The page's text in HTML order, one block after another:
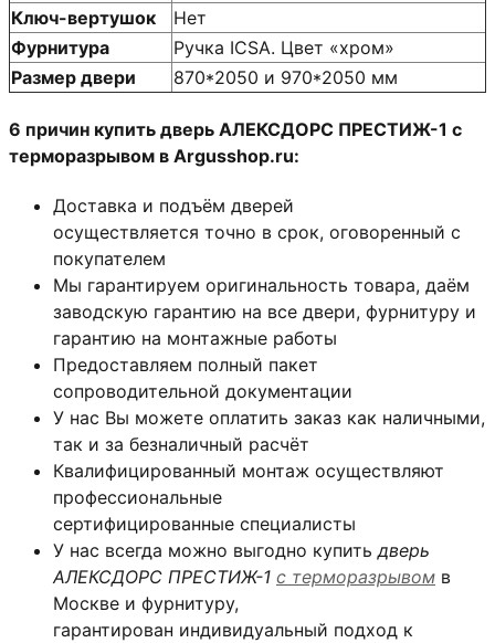
Ключ-вертушок
Нет
Фурнитура
Ручка ICSA. Цвет «хром»
Размер двери
870*2050 и 970*2050 мм
6 причин купить дверь АЛЕКСДОРС ПРЕСТИЖ-1 с
терморазрывом в Argusshop.ru:
Доставка и подъём дверей
осуществляется точно в срок, оговоренный с
покупателем
Мы гарантируем оригинальность товара, даём
заводскую гарантию на все двери, фурнитуру и
гарантию на монтажные работы
Предоставляем полный пакет
сопроводительной документации
У нас Вы можете оплатить заказ как наличными,
так и за безналичный расчёт
Квалифицированный монтаж осуществляют
профессиональные
сертифицированные специалисты
У нас всегда можно выгодно купитьдверь
АЛЕКСДОРС ПРЕСТИЖ-1 с терморазрывом в
Москве и фурнитуру,
гарантирован индивидуальный подход к